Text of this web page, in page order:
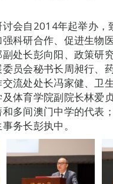
会自2014年起举办
科研合作、促进生物
处长彭向阳、政策研
员会秘书长周昶行、
流处处长冯家健、卫
体育学院副院长林爱
多间澳门中学的代表
务长彭执中。